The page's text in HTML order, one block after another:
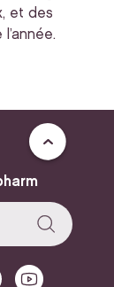
et des